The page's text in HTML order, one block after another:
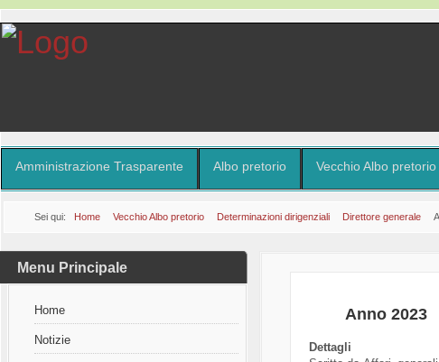
Amministrazione Trasparente Albo pretorio Vecchio Albo pretorio
Sei qui: Home Vecchio Albo pretorio Determinazioni dirigenziali Direttore generale
Menu Principale
Home
Notizie
Anno 2023
Dettagli